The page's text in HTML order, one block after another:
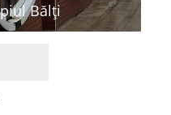
Bălți